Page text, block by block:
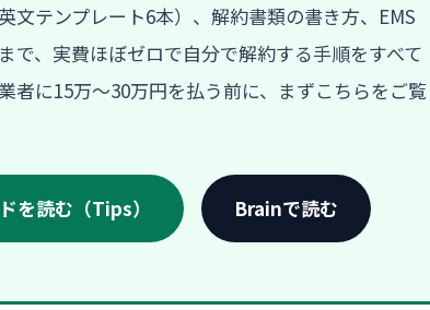
文テンプレート6本）、解約書類の書き方、EMS
で、実費ほぼゼロで自分で解約する手順をすべて
者に15万〜30万円を払う前に、まずこちらをご覧
を読む（Tips） Brainで読む